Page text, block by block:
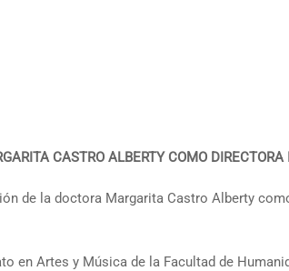
CASTRO ALBERTY COMO
de la doctora Margarita Castro Alberty
en Artes y Música de la Facultad de